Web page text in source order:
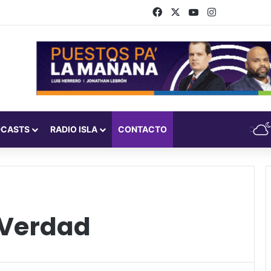
FacebookYouTubeInstagram
RADIO ISLA CONTACTO